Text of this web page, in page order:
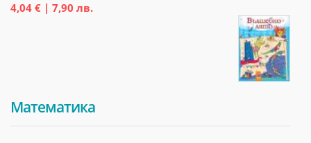
4,04 € | 7,90 лв.
Математика